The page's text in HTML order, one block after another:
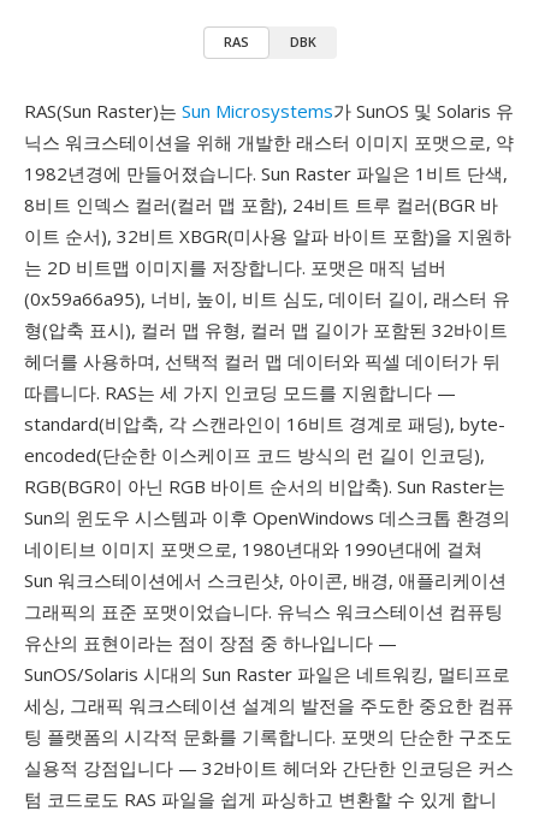
RAS DBK
RAS(Sun Raster)는 Sun Microsystems가 SunOS 및 Solaris 유
닉스 워크스테이션을 위해 개발한 래스터 이미지 포맷으로, 약
1982년경에 만들어졌습니다. Sun Raster 파일은 1비트 단색,
8비트 인덱스 컬러(컬러 맵 포함), 24비트 트루 컬러(BGR 바
이트 순서), 32비트 XBGR(미사용 알파 바이트 포함)을 지원하
는 2D 비트맵 이미지를 저장합니다. 포맷은 매직 넘버
(0x59a66a95), 너비, 높이, 비트 심도, 데이터 길이, 래스터 유
형(압축 표시), 컬러 맵 유형, 컬러 맵 길이가 포함된 32바이트
헤더를 사용하며, 선택적 컬러 맵 데이터와 픽셀 데이터가 뒤
따릅니다. RAS는 세 가지 인코딩 모드를 지원합니다 —
standard(비압축, 각 스캔라인이 16비트 경계로 패딩), byte-
encoded(단순한 이스케이프 코드 방식의 런 길이 인코딩),
RGB(BGR이 아닌 RGB 바이트 순서의 비압축). Sun Raster는
Sun의 윈도우 시스템과 이후 OpenWindows 데스크톱 환경의
네이티브 이미지 포맷으로, 1980년대와 1990년대에 걸쳐
Sun 워크스테이션에서 스크린샷, 아이콘, 배경, 애플리케이션
그래픽의 표준 포맷이었습니다. 유닉스 워크스테이션 컴퓨팅
유산의 표현이라는 점이 장점 중 하나입니다 —
SunOS/Solaris 시대의 Sun Raster 파일은 네트워킹, 멀티프로
세싱, 그래픽 워크스테이션 설계의 발전을 주도한 중요한 컴퓨
팅 플랫폼의 시각적 문화를 기록합니다. 포맷의 단순한 구조도
실용적 강점입니다 — 32바이트 헤더와 간단한 인코딩은 커스
텀 코드로도 RAS 파일을 쉽게 파싱하고 변환할 수 있게 합니